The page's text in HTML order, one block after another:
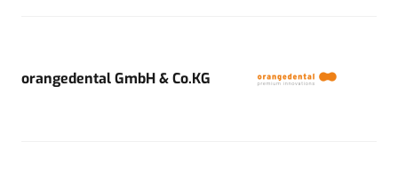
orangedental GmbH & Co.KG